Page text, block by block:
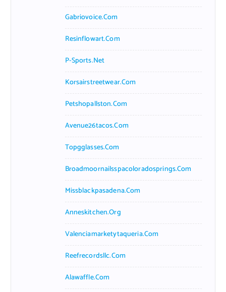
Gabriovoice.com
Resinflowart.com
P-Sports.net
Korsairstreetwear.com
Petshopallston.com
Avenue26tacos.com
Topgglasses.com
Broadmoornailsspacoloradosprings.com
Missblackpasadena.com
Anneskitchen.org
Valenciamarketytaqueria.com
Reefrecordsllc.com
Alawaffle.com